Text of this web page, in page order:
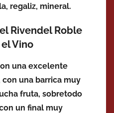
regaliz, mineral.
Rivendel Roble
Vino
una excelente
una barrica muy
fruta, sobretodo
un final muy